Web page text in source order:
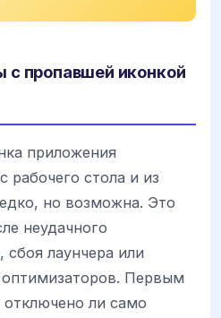
пропавшей иконкой
приложения
рабочего стола и из
но возможна. Это
неудачного
лаунчера или
Первым
ли само